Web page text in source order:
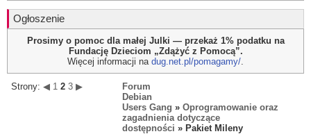
Ogłoszenie
Prosimy o pomoc dla małej Julki — przekaż 1% podatku na
Fundację Dzieciom „Zdążyć z Pomocą”.
Więcej informacji na dug.net.pl/pomagamy/.
Strony: ◀ 1 2 3 ▶
Forum
Debian
Users Gang » Oprogramowanie oraz
zagadnienia dotyczące
dostępności » Pakiet Mileny